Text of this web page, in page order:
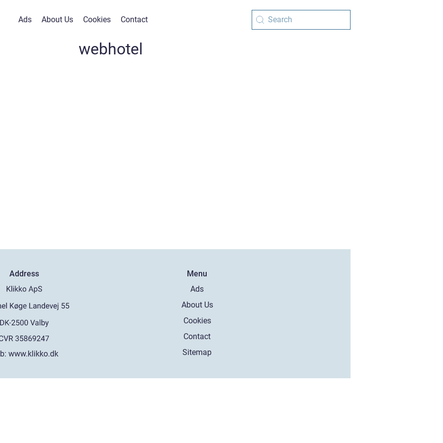
Ads About Us Cookies Contact
webhotel
Address
www.klikko.dk
Menu
Ads
About Us
Cookies
Contact
Sitemap